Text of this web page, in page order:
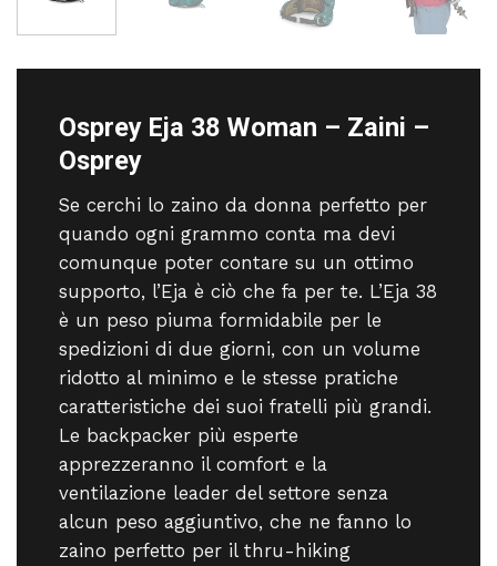
Osprey Eja 38 Woman – Zaini –
Osprey
Se cerchi lo zaino da donna perfetto per
quando ogni grammo conta ma devi
comunque poter contare su un ottimo
supporto, l’Eja è ciò che fa per te. L’Eja 38
è un peso piuma formidabile per le
spedizioni di due giorni, con un volume
ridotto al minimo e le stesse pratiche
caratteristiche dei suoi fratelli più grandi.
Le backpacker più esperte
apprezzeranno il comfort e la
ventilazione leader del settore senza
alcun peso aggiuntivo, che ne fanno lo
zaino perfetto per il thru-hiking